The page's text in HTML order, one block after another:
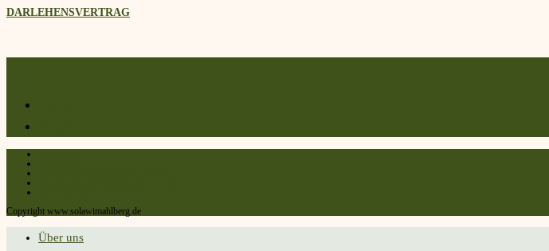
DARLEHENSVERTRAG
Copyright www.solawimahlberg.de
Über uns